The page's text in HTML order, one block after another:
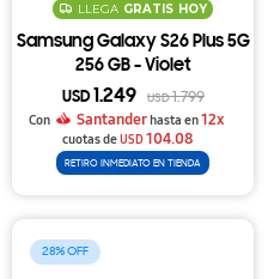
LLEGA GRATIS HOY
Samsung Galaxy S26 Plus 5G
256 GB - Violet
USD 1.249 USD1.799
Con
Santanderhasta en12x
cuotas deUSD104.08
RETIRO INMEDIATO EN TIENDA
28